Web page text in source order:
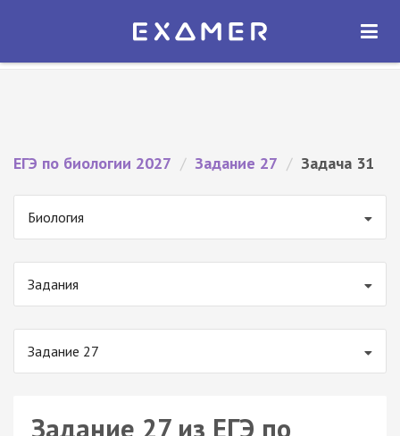
Экзамер — ЕГЭ 2027
ОТКРЫТЬ
ЕГЭ по биологии 2027 / Задание 27 / Задача 31
Биология
Задания
Задание 27
Задание 27 из ЕГЭ по